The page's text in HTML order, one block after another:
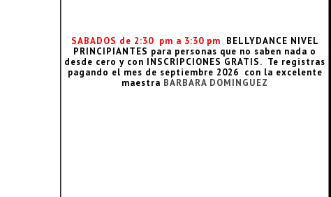
SABADOS de 2:30 pm a 3:30 pm BELLYDANCE NIVEL
PRINCIPIANTES para personas que no saben nada o
desde cero y con INSCRIPCIONES GRATIS. Te registras
pagando el mes de septiembre 2026 con la excelente
maestra BARBARA DOMINGUEZ